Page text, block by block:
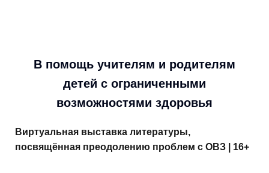
В помощь учителям и родителям
детей с ограниченными
возможностями здоровья
Виртуальная выставка литературы,
посвящённая преодолению проблем с ОВЗ | 16+